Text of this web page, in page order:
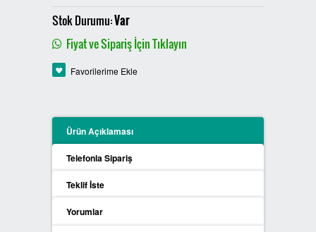
PLASTİK SIFIR ATIK KUTULARI
BOYALI SIFIR ATIK KUTULARI
KUTULARI
PROCYCLE SIFIR ATIK
KUTULARI
PİL ATIK KUTULARI
Stok Durumu:Var
Fiyat ve Sipariş İçin Tıklayın
Favorilerime Ekle
Ürün Açıklaması
Telefonla Sipariş
Teklif İste
Yorumlar